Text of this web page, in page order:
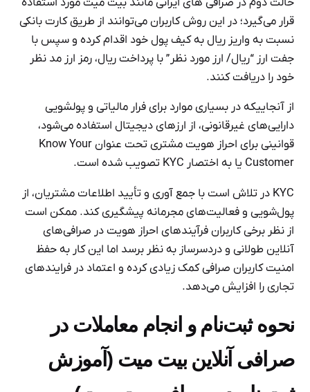
قرار می‌گیرد؛ در این روش کاربران می‌توانند از طریق کارت بانکی
نسبت به واریز ریال به کیف پول خود اقدام کرده و سپس با
جفت ارز “ریال/ ارز مورد نظر” با پرداخت ریال، رمز ارز مد نظر
خود را دریافت کنند.
از آنجاییکه در بسیاری موارد برای فرار مالیاتی و پولشویی
دارایی‌های غیرقانونی، از ارزهای دیجیتال استفاده می‌شود،
قوانینی برای احراز هویت مشتری تحت عنوان Know Your
Customer یا به ‌اختصار KYC تصویب شده است.
KYC در تلاش است با جمع آوری و تأیید اطلاعات مشتریان، از
پول‌شویی و فعالیت‌های مجرمانه پیشگیری کند. ممکن است
از نظر برخی کاربران فرآیندهای احراز هویت در صرافی‌های
آنلاین طولانی و دردسرساز به نظر برسد اما این کار به حفظ
امنیت کاربران صرافی کمک زیادی کرده و اعتماد در فرایندهای
تجاری را افزایش می‌دهد.
نحوه ثبت‌نام و انجام معاملات در
صرافی آنلاین بیت میت ( آموزش